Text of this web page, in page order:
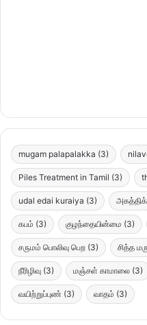
mugam palapalakka (3)
Piles Treatment in Tamil (3)
udal edai kuraiya (3)
கபம் (3) குழந்தையின்மை (3)
சருமம் பொலிவு பெற (3) சித்த
நீரிழிவு (3) மஞ்சள் காமாலை (3)
வயிற்றுப்புண் (3) வாதம் (3)